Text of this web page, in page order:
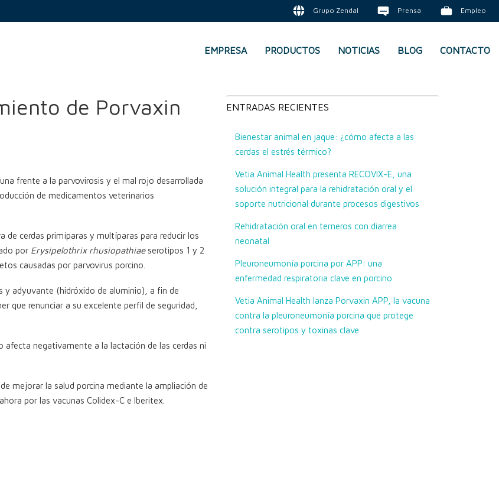
Grupo Zendal Prensa Empleo
EMPRESA PRODUCTOS NOTICIAS BLOG CONTACTO
de Porvaxin
frente a la parvovirosis y el mal rojo desarrollada
de medicamentos veterinarios
de cerdas primíparas y multíparas para reducir los
por Erysipelothrix rhusiopathiaeserotipos 1 y 2
causadas por parvovirus porcino.
y adyuvante (hidróxido de aluminio), a fin de
que renunciar a su excelente perfil de seguridad,
negativamente a la lactación de las cerdas ni
mejorar la salud porcina mediante la ampliación de
por las vacunas Colidex-C e Iberitex.
ENTRADAS RECIENTES
Bienestar animal en jaque: ¿cómo afecta a las
cerdas el estrés térmico?
Vetia Animal Health presenta RECOVIX-E, una
solución integral para la rehidratación oral y el
soporte nutricional durante procesos digestivos
Rehidratación oral en terneros con diarrea
neonatal
Pleuroneumonía porcina por APP: una
enfermedad respiratoria clave en porcino
Vetia Animal Health lanza Porvaxin APP, la vacuna
contra la pleuroneumonía porcina que protege
contra serotipos y toxinas clave